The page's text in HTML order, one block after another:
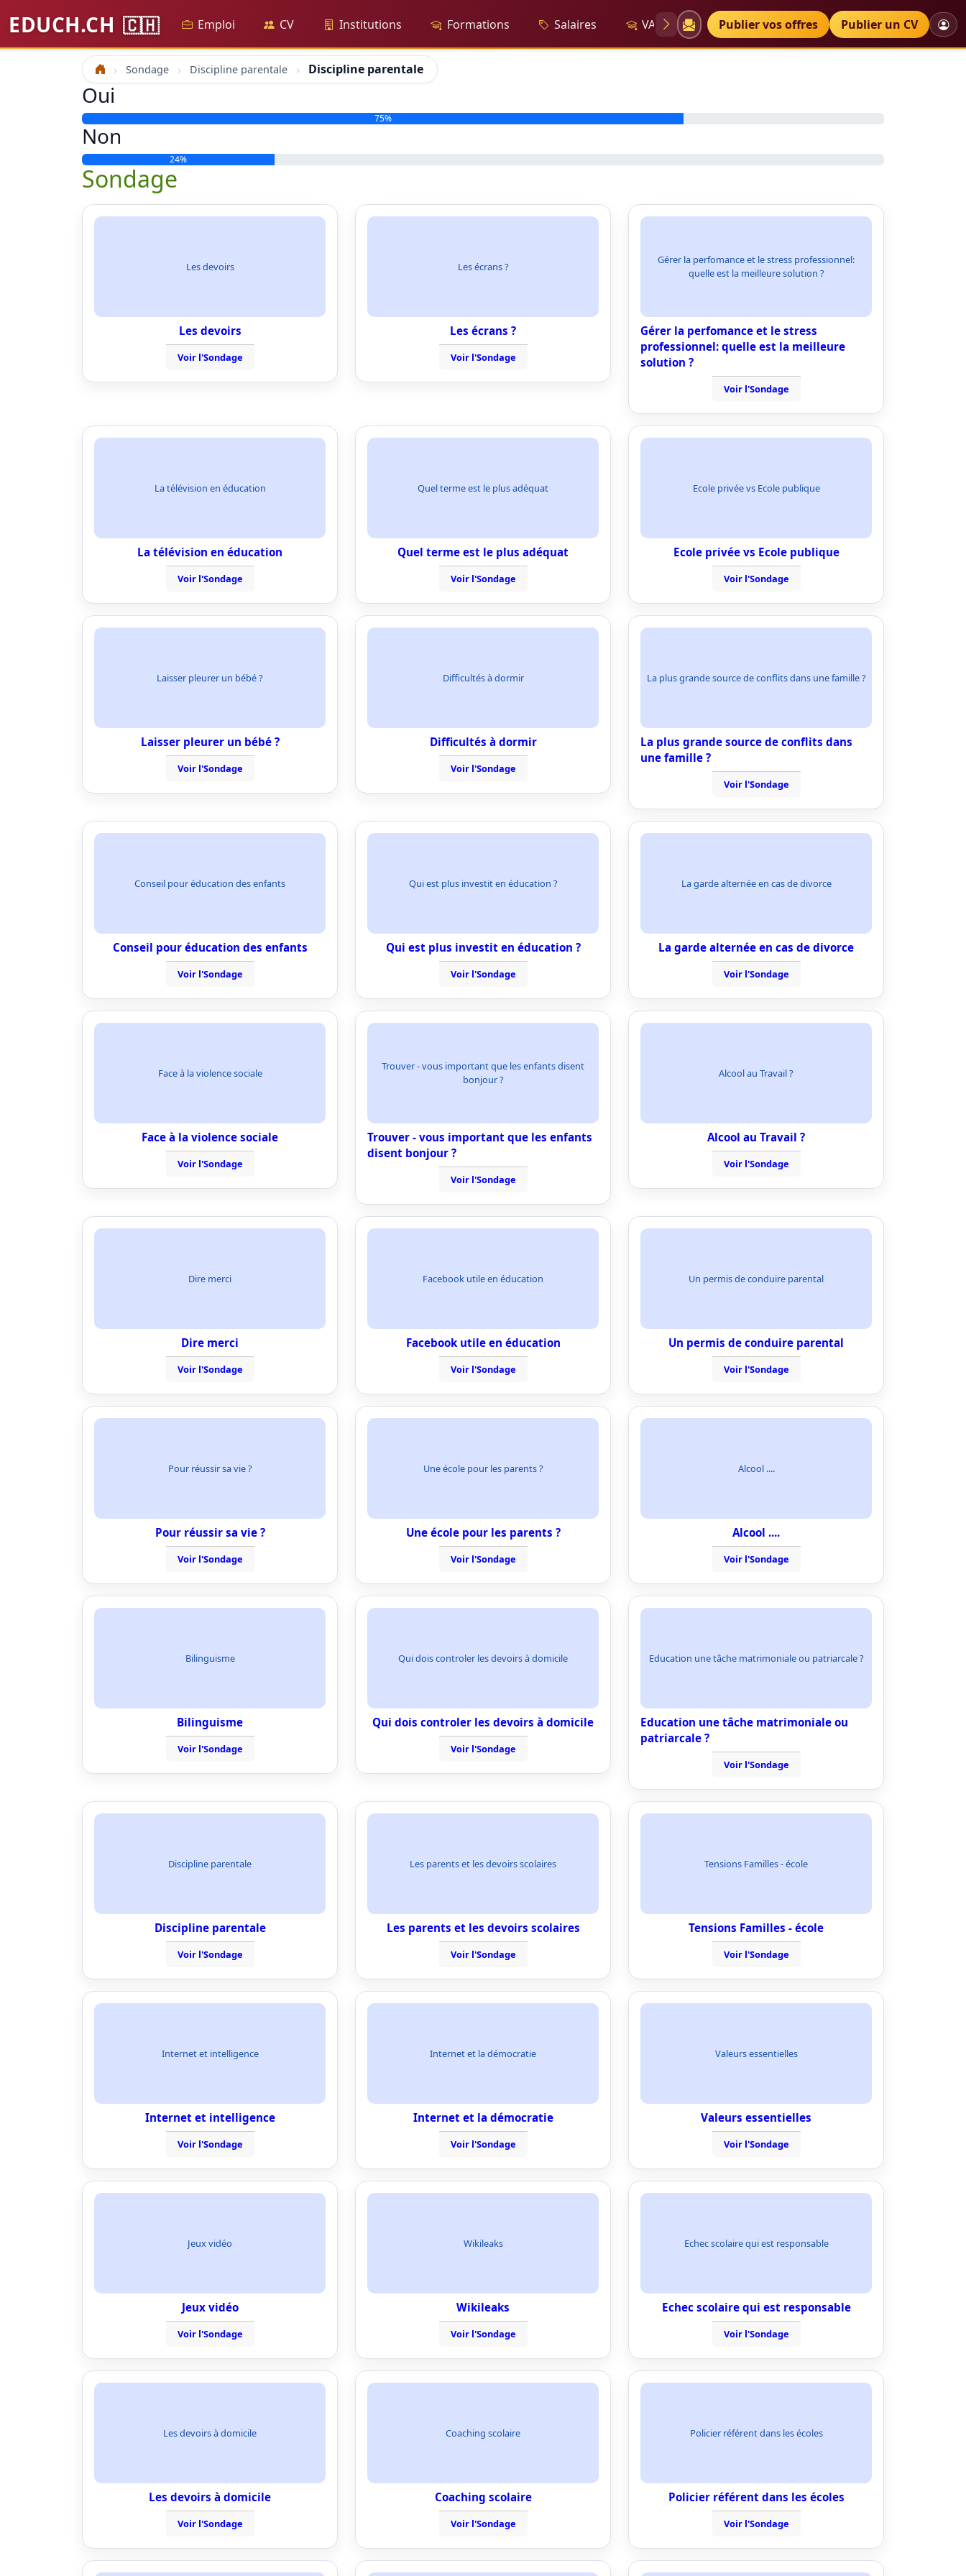
EDUCH.CH 🇨🇭 Emploi CV Institutions Formations Salaires VAE Diplômes Petites annonces
Publier vos offres Publier un CV
Accueil Sondage Discipline parentale Discipline parentale
Oui
75%
Non
24%
Sondage
Les devoirs
Les devoirs
Voir l'Sondage
Les écrans ?
Les écrans ?
Voir l'Sondage
Gérer la perfomance et le stress professionnel:
quelle est la meilleure solution ?
Gérer la perfomance et le stress
professionnel: quelle est la meilleure
solution ?
Voir l'Sondage
La télévision en éducation
La télévision en éducation
Voir l'Sondage
Quel terme est le plus adéquat
Quel terme est le plus adéquat
Voir l'Sondage
Ecole privée vs Ecole publique
Ecole privée vs Ecole publique
Voir l'Sondage
Laisser pleurer un bébé ?
Laisser pleurer un bébé ?
Voir l'Sondage
Difficultés à dormir
Difficultés à dormir
Voir l'Sondage
La plus grande source de conflits dans une famille ?
La plus grande source de conflits dans
une famille ?
Voir l'Sondage
Conseil pour éducation des enfants
Conseil pour éducation des enfants
Voir l'Sondage
Qui est plus investit en éducation ?
Qui est plus investit en éducation ?
Voir l'Sondage
La garde alternée en cas de divorce
La garde alternée en cas de divorce
Voir l'Sondage
Face à la violence sociale
Face à la violence sociale
Voir l'Sondage
Trouver - vous important que les enfants disent
bonjour ?
Trouver - vous important que les enfants
disent bonjour ?
Voir l'Sondage
Alcool au Travail ?
Alcool au Travail ?
Voir l'Sondage
Dire merci
Dire merci
Voir l'Sondage
Facebook utile en éducation
Facebook utile en éducation
Voir l'Sondage
Un permis de conduire parental
Un permis de conduire parental
Voir l'Sondage
Pour réussir sa vie ?
Pour réussir sa vie ?
Voir l'Sondage
Une école pour les parents ?
Une école pour les parents ?
Voir l'Sondage
Alcool ....
Alcool ....
Voir l'Sondage
Bilinguisme
Bilinguisme
Voir l'Sondage
Qui dois controler les devoirs à domicile
Qui dois controler les devoirs à domicile
Voir l'Sondage
Education une tâche matrimoniale ou patriarcale ?
Education une tâche matrimoniale ou
patriarcale ?
Voir l'Sondage
Discipline parentale
Discipline parentale
Voir l'Sondage
Les parents et les devoirs scolaires
Les parents et les devoirs scolaires
Voir l'Sondage
Tensions Familles - école
Tensions Familles - école
Voir l'Sondage
Internet et intelligence
Internet et intelligence
Voir l'Sondage
Internet et la démocratie
Internet et la démocratie
Voir l'Sondage
Valeurs essentielles
Valeurs essentielles
Voir l'Sondage
Jeux vidéo
Jeux vidéo
Voir l'Sondage
Wikileaks
Wikileaks
Voir l'Sondage
Echec scolaire qui est responsable
Echec scolaire qui est responsable
Voir l'Sondage
Les devoirs à domicile
Les devoirs à domicile
Voir l'Sondage
Coaching scolaire
Coaching scolaire
Voir l'Sondage
Policier référent dans les écoles
Policier référent dans les écoles
Voir l'Sondage